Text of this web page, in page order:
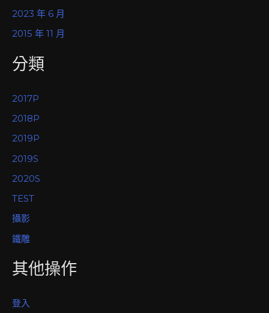
2023 年 6 月
2015 年 11 月
分類
2017P
2018P
2019P
2019S
2020S
TEST
攝影
鐵雕
其他操作
登入